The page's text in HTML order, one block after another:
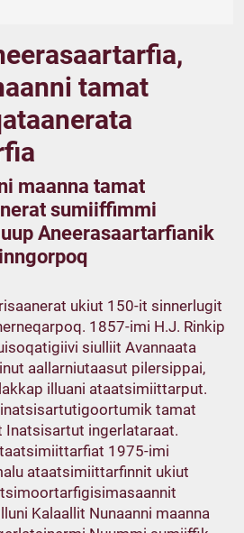
tamat
maanna tamat
sumiiffimmi
Aneerasaartarfianik
ukiut 150-it sinnerlugit
1857-imi H.J. Rinkip
siulliit Avannaata
aallarniutaasut pilersippai,
illuani ataatsimiittarput.
tamat
Inatsisartut ingerlataraat.
1975-imi
ataatsimiittarfinnit ukiut
Kalaallit Nunaanni maanna